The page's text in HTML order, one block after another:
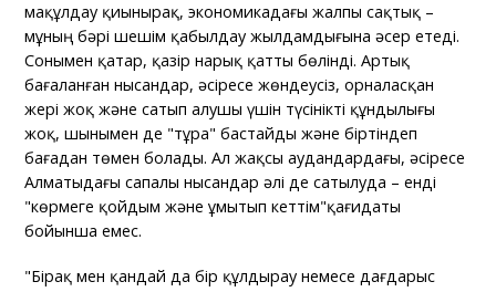
мақұлдау қиынырақ, экономикадағы жалпы сақтық –
мұның бәрі шешім қабылдау жылдамдығына әсер етеді.
Сонымен қатар, қазір нарық қатты бөлінді. Артық
бағаланған нысандар, әсіресе жөндеусіз, орналасқан
жері жоқ және сатып алушы үшін түсінікті құндылығы
жоқ, шынымен де "тұра" бастайды және біртіндеп
бағадан төмен болады. Ал жақсы аудандардағы, әсіресе
Алматыдағы сапалы нысандар әлі де сатылуда – енді
"көрмеге қойдым және ұмытып кеттім"қағидаты
бойынша емес.
"Бірақ мен қандай да бір құлдырау немесе дағдарыс